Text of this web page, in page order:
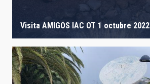
Visita AMIGOS IAC OT 1 octubre 2022